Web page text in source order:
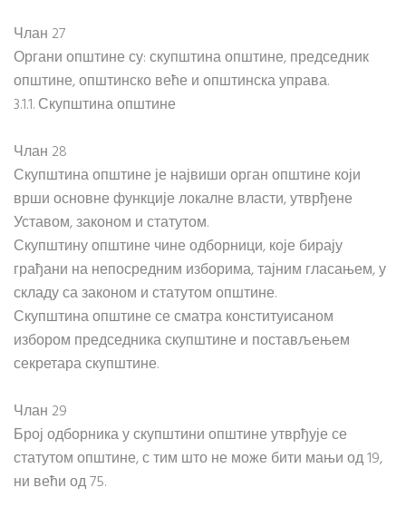
Члан 27
Органи општине су: скупштина општине, председник
општине, општинско веће и општинска управа.
3.1.1. Скупштина општине
Члан 28
Скупштина општине је највиши орган општине који
врши основне функције локалне власти, утврђене
Уставом, законом и статутом.
Скупштину општине чине одборници, које бирају
грађани на непосредним изборима, тајним гласањем, у
складу са законом и статутом општине.
Скупштина општине се сматра конституисаном
избором председника скупштине и постављењем
секретара скупштине.
Члан 29
Број одборника у скупштини општине утврђује се
статутом општине, с тим што не може бити мањи од 19,
ни већи од 75.